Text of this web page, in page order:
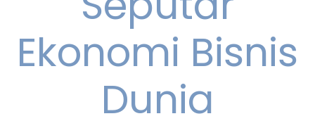
Ekonomi Bisnis
Dunia